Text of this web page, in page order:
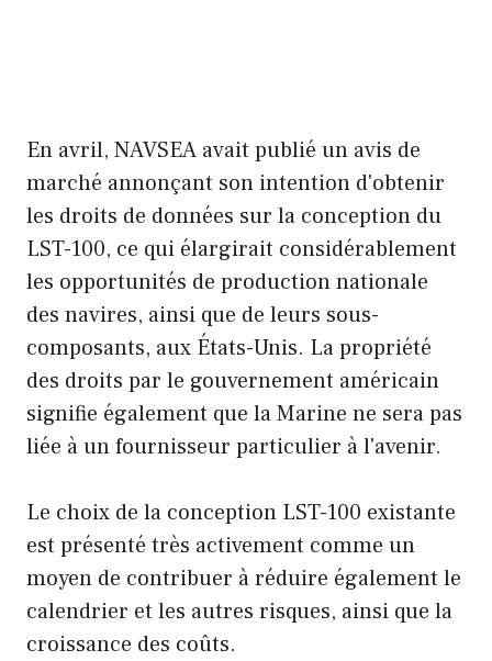
En avril, NAVSEA avait publié un avis de
marché annonçant son intention d'obtenir
les droits de données sur la conception du
LST-100, ce qui élargirait considérablement
les opportunités de production nationale
des navires, ainsi que de leurs sous-
composants, aux États-Unis. La propriété
des droits par le gouvernement américain
signifie également que la Marine ne sera pas
liée à un fournisseur particulier à l'avenir.
Le choix de la conception LST-100 existante
est présenté très activement comme un
moyen de contribuer à réduire également le
calendrier et les autres risques, ainsi que la
croissance des coûts.